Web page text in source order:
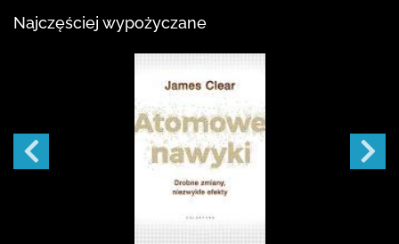
Najczęściej wypożyczane